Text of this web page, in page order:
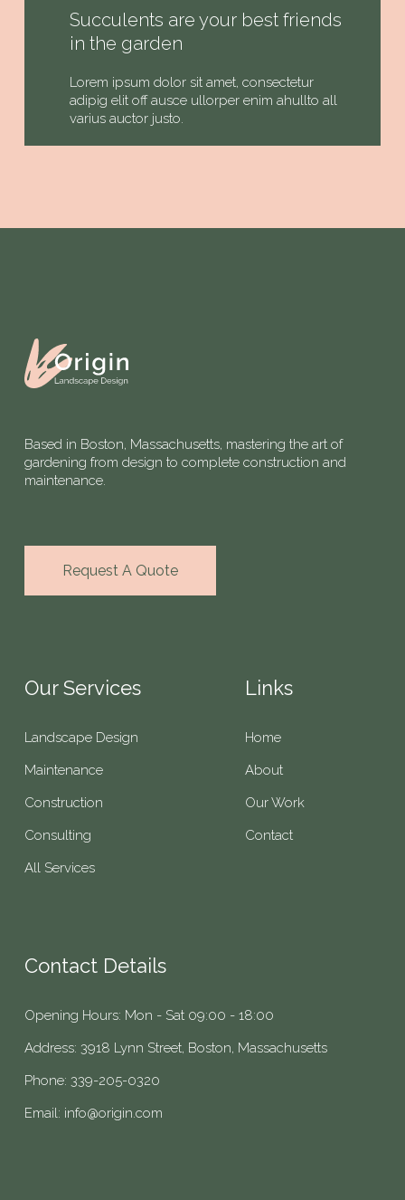
Succulents are your best friends
in the garden
Lorem ipsum dolor sit amet, consectetur
adipig elit off ausce ullorper enim ahullto all
varius auctor justo.
Based in Boston, Massachusetts, mastering the art of
gardening from design to complete construction and
maintenance.
Request A Quote
Our Services
Landscape Design
Maintenance
Construction
Consulting
All Services
Links
Home
About
Our Work
Contact
Contact Details
Opening Hours: Mon - Sat 09:00 - 18:00
Address: 3918 Lynn Street, Boston, Massachusetts
Phone: 339-205-0320
Email: info@origin.com